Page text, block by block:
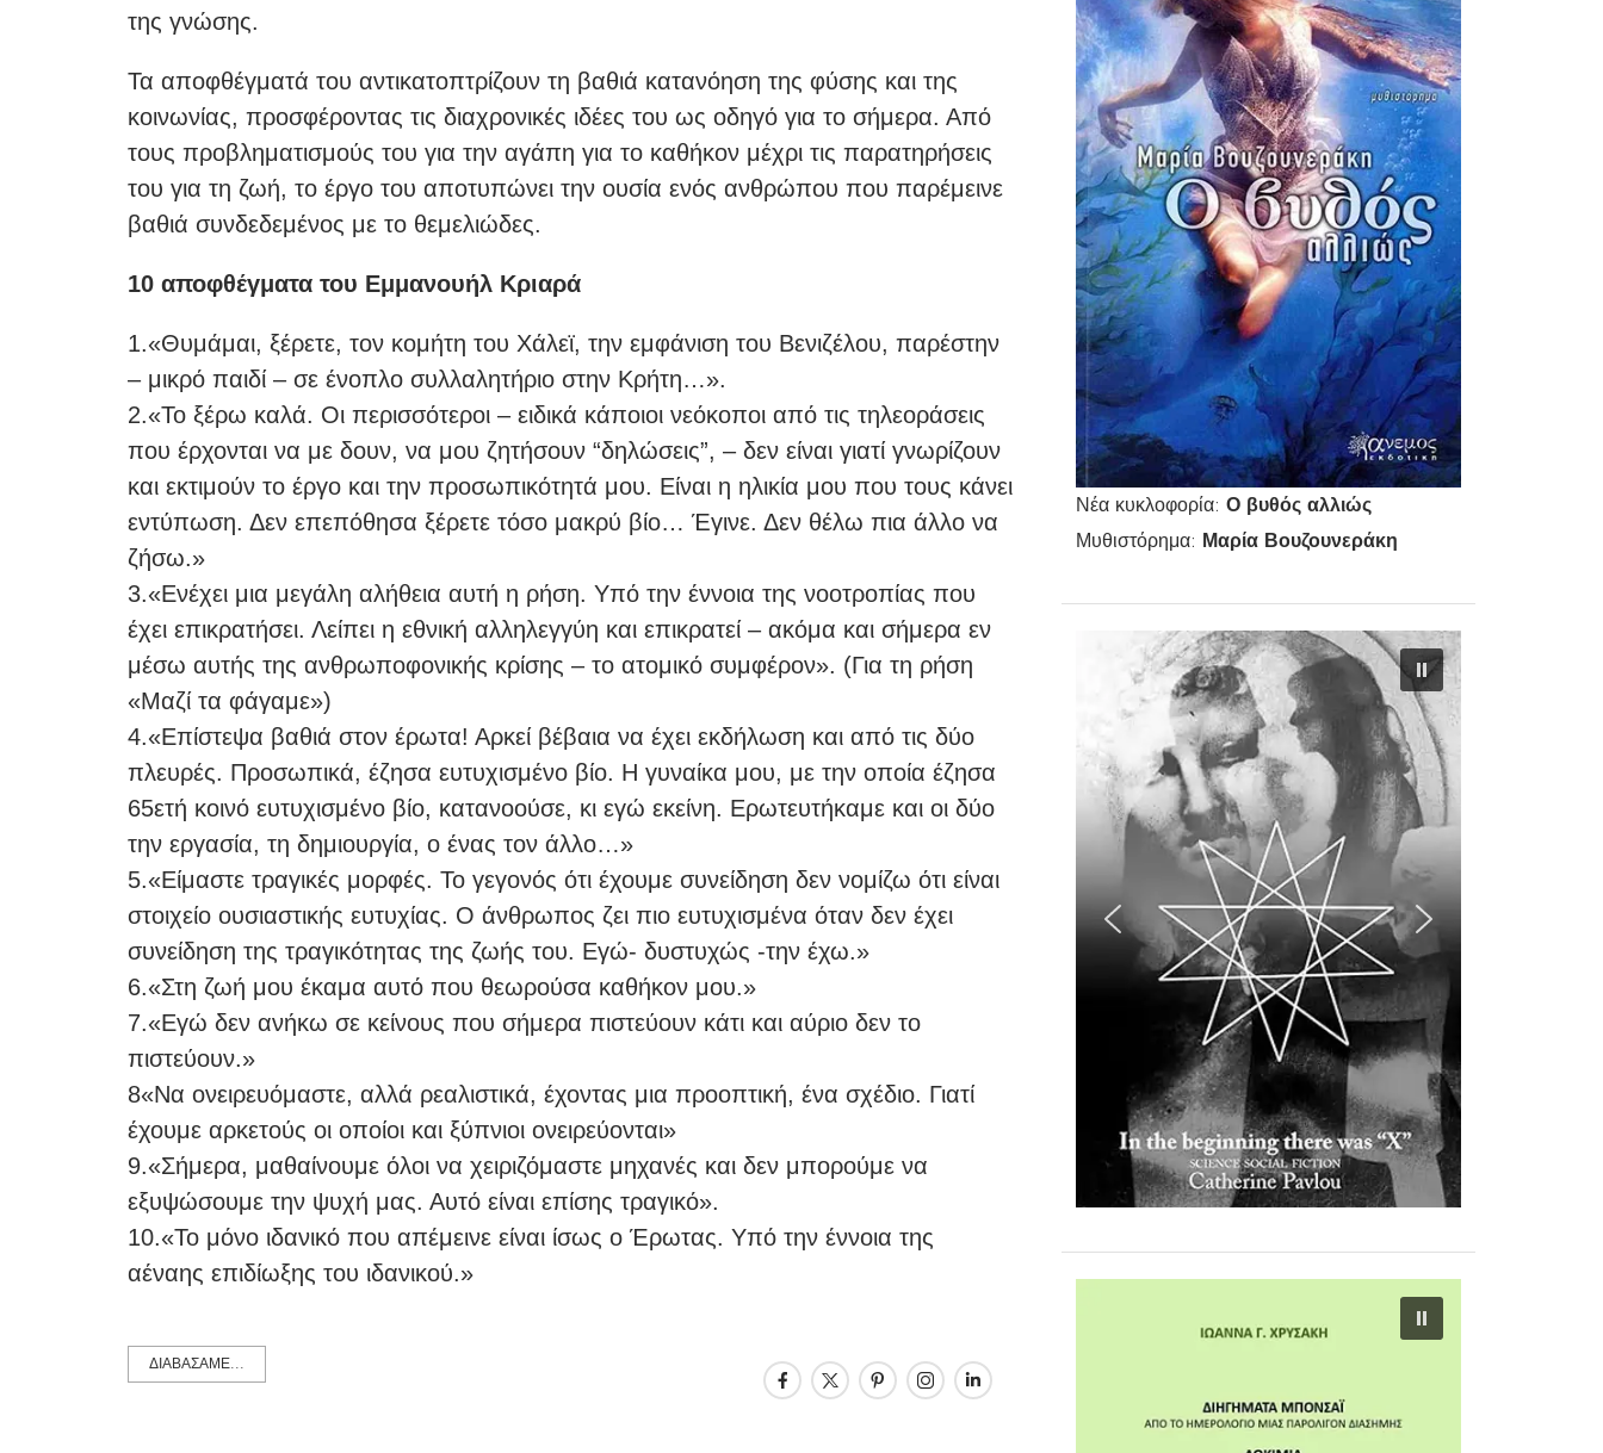
Νέα κυκλοφορία:Ο βυθός αλλιώς
Μυθιστόρημα: Μαρία Βουζουνεράκη
της γνώσης.
Τα αποφθέγματά του αντικατοπτρίζουν τη βαθιά κατανόηση της φύσης και της
κοινωνίας, προσφέροντας τις διαχρονικές ιδέες του ως οδηγό για το σήμερα. Από
τους προβληματισμούς του για την αγάπη για το καθήκον μέχρι τις παρατηρήσεις
του για τη ζωή, το έργο του αποτυπώνει την ουσία ενός ανθρώπου που παρέμεινε
βαθιά συνδεδεμένος με το θεμελιώδες.
10 αποφθέγματα του Εμμανουήλ Κριαρά
1.«Θυμάμαι, ξέρετε, τον κομήτη του Χάλεϊ, την εμφάνιση του Βενιζέλου, παρέστην
– μικρό παιδί – σε ένοπλο συλλαλητήριο στην Κρήτη…».
2.«Το ξέρω καλά. Οι περισσότεροι – ειδικά κάποιοι νεόκοποι από τις τηλεοράσεις
που έρχονται να με δουν, να μου ζητήσουν “δηλώσεις”, – δεν είναι γιατί γνωρίζουν
και εκτιμούν το έργο και την προσωπικότητά μου. Είναι η ηλικία μου που τους κάνει
εντύπωση. Δεν επεπόθησα ξέρετε τόσο μακρύ βίο… Έγινε. Δεν θέλω πια άλλο να
ζήσω.»
3.«Ενέχει μια μεγάλη αλήθεια αυτή η ρήση. Υπό την έννοια της νοοτροπίας που
έχει επικρατήσει. Λείπει η εθνική αλληλεγγύη και επικρατεί – ακόμα και σήμερα εν
μέσω αυτής της ανθρωποφονικής κρίσης – το ατομικό συμφέρον». (Για τη ρήση
«Μαζί τα φάγαμε»)
4.«Επίστεψα βαθιά στον έρωτα! Αρκεί βέβαια να έχει εκδήλωση και από τις δύο
πλευρές. Προσωπικά, έζησα ευτυχισμένο βίο. Η γυναίκα μου, με την οποία έζησα
65ετή κοινό ευτυχισμένο βίο, κατανοούσε, κι εγώ εκείνη. Ερωτευτήκαμε και οι δύο
την εργασία, τη δημιουργία, ο ένας τον άλλο…»
5.«Είμαστε τραγικές μορφές. Το γεγονός ότι έχουμε συνείδηση δεν νομίζω ότι είναι
στοιχείο ουσιαστικής ευτυχίας. Ο άνθρωπος ζει πιο ευτυχισμένα όταν δεν έχει
συνείδηση της τραγικότητας της ζωής του. Εγώ- δυστυχώς -την έχω.»
6.«Στη ζωή μου έκαμα αυτό που θεωρούσα καθήκον μου.»
7.«Εγώ δεν ανήκω σε κείνους που σήμερα πιστεύουν κάτι και αύριο δεν το
πιστεύουν.»
8«Να ονειρευόμαστε, αλλά ρεαλιστικά, έχοντας μια προοπτική, ένα σχέδιο. Γιατί
έχουμε αρκετούς οι οποίοι και ξύπνιοι ονειρεύονται»
9.«Σήμερα, μαθαίνουμε όλοι να χειριζόμαστε μηχανές και δεν μπορούμε να
εξυψώσουμε την ψυχή μας. Αυτό είναι επίσης τραγικό».
10.«Το μόνο ιδανικό που απέμεινε είναι ίσως ο Έρωτας. Υπό την έννοια της
αέναης επιδίωξης του ιδανικού.»
ΔΙΑΒΑΣΑΜΕ...